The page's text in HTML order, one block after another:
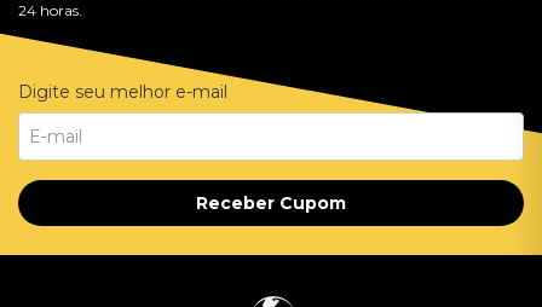
24 horas.
Digite seu melhor e-mail
Receber Cupom